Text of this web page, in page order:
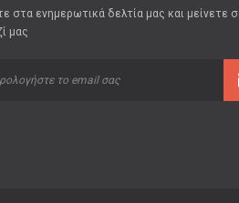
στα ενημερωτικά δελτία μας και μείνετε
μας